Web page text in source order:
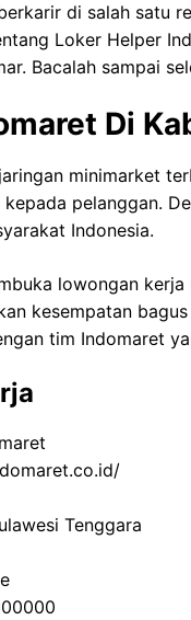
di salah satu
Loker Helper
Bacalah sampai
Di
minimarket
pelanggan.
Indonesia.
lowongan
kesempatan
tim Indomaret
Tenggara